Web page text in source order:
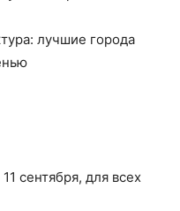
лучшие города
сентября, для всех